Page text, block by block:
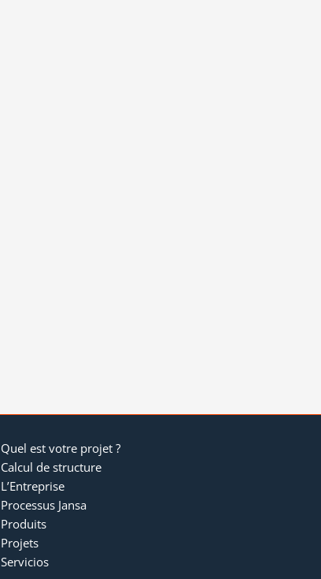
Quel est votre projet ?
Calcul de structure
L’Entreprise
Processus Jansa
Produits
Projets
Servicios